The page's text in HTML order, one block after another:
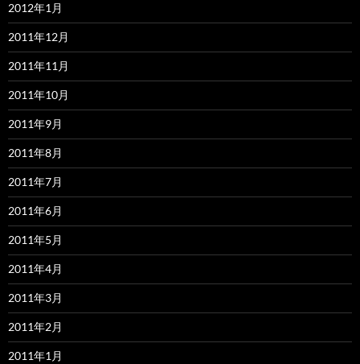
2012年1月
2011年12月
2011年11月
2011年10月
2011年9月
2011年8月
2011年7月
2011年6月
2011年5月
2011年4月
2011年3月
2011年2月
2011年1月